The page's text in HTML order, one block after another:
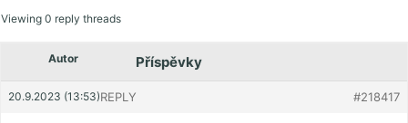
Viewing 0 reply threads
Autor Příspěvky
20.9.2023 (13:53) #218417
REPLY